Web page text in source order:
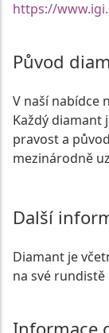
https://
Původ
V naší nabídce
Každý diamant
pravost a
mezinárodně
Další
Diamant je
na své
Informace